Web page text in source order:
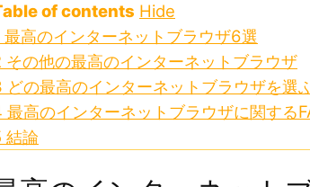
of contents Hide
最高のインターネットブラウザ6選
その他の最高のインターネットブラウザ
どの最高のインターネットブラウザを選
最高のインターネットブラウザに関する
結論